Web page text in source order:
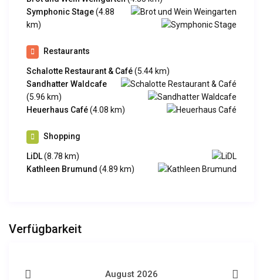
Symphonic Stage(4.88
km)
Restaurants
Schalotte Restaurant & Café(5.44 km)
Sandhatter Waldcafe
(5.96 km)
Heuerhaus Café(4.08 km)
Shopping
LiDL(8.78 km)
Kathleen Brumund (4.89 km)
Verfügbarkeit
August 2026